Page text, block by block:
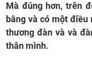
Mà đúng hơn, trên
bằng và có một
thương đàn và và
thân mình.